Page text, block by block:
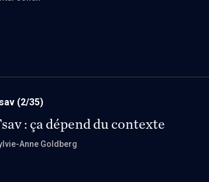
(2/35)
: ça dépend du contexte
Anne Goldberg